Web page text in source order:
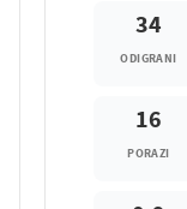
34
ODIGRANI
16
PORAZI